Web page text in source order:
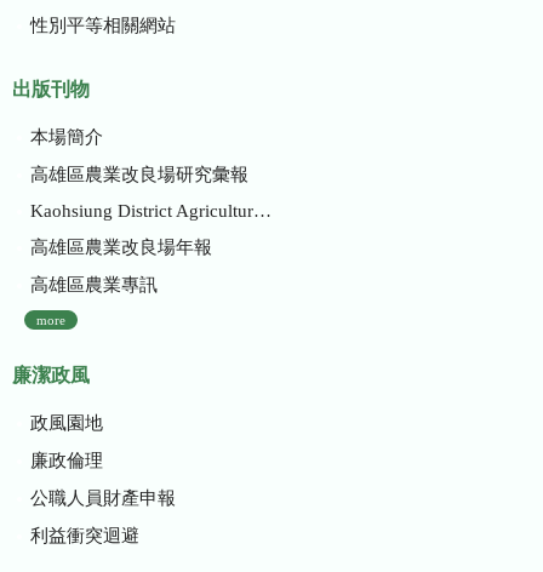
性別平等相關網站
出版刊物
本場簡介
高雄區農業改良場研究彙報
Kaohsiung District Agricultural Research and Extension Station
高雄區農業改良場年報
高雄區農業專訊
more
廉潔政風
政風園地
廉政倫理
公職人員財產申報
利益衝突迴避